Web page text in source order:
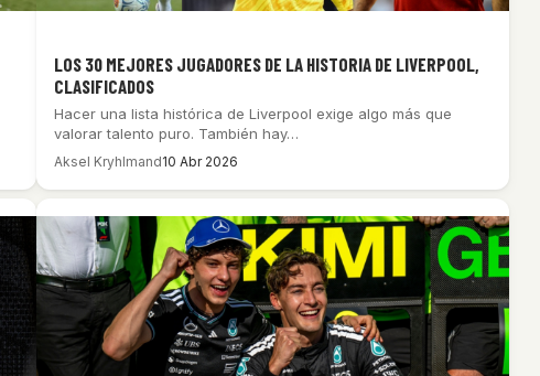
LOS 30 MEJORES JUGADORES DE LA HISTORIA DE LIVERPOOL,
CLASIFICADOS
Hacer una lista histórica de Liverpool exige algo más que
valorar talento puro. También hay…
Aksel Kryhlmand10 Abr 2026